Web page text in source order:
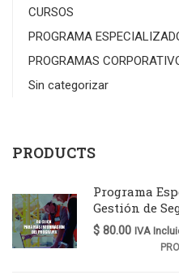
CURSOS
PROGRAMA
PROGRAMAS
Sin categorizar
PRODUCTS
Programa
Gestión de
$ 80.00 IVA